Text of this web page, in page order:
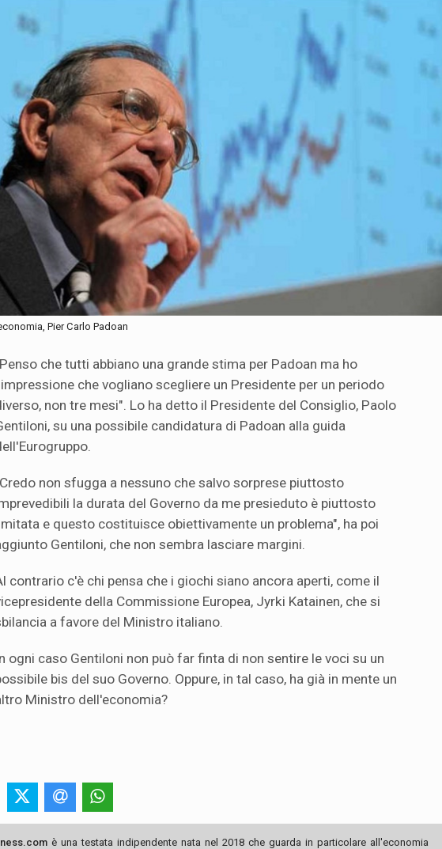
Pier Carlo Padoan
che tutti abbiano una grande stima per Padoan ma ho
che vogliano scegliere un Presidente per un periodo
non tre mesi". Lo ha detto il Presidente del Consiglio, Paolo
su una possibile candidatura di Padoan alla guida
non sfugga a nessuno che salvo sorprese piuttosto
la durata del Governo da me presieduto è piuttosto
e questo costituisce obiettivamente un problema", ha poi
Gentiloni, che non sembra lasciare margini.
contrario c'è chi pensa che i giochi siano ancora aperti, come il
della Commissione Europea, Jyrki Katainen, che si
a favore del Ministro italiano.
ogni caso Gentiloni non può far finta di non sentire le voci su un
bis del suo Governo. Oppure, in tal caso, ha già in mente un
Ministro dell'economia?
è una testata indipendente nata nel 2018 che guarda in particolare all'economia